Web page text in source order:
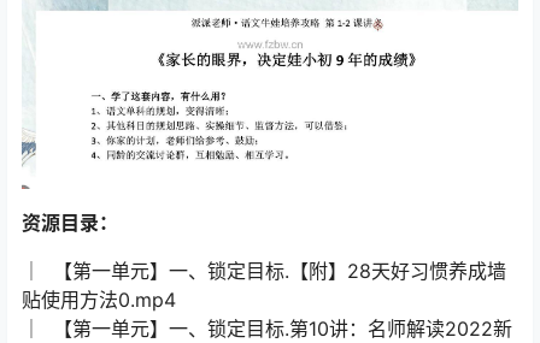
资源目录：
│ 【第一单元】一、锁定目标.【附】28天好习惯养成墙
贴使用方法0.mp4
│ 【第一单元】一、锁定目标.第10讲：名师解读2022新